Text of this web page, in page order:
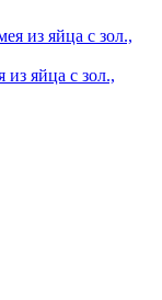
из яйца с зол.,